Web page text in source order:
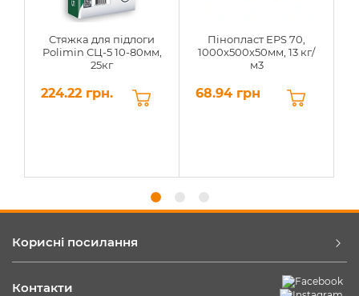
Стяжка для підлоги
Polimin СЦ-5 10-80мм,
25кг
224.22 грн.
Пінопласт EPS 70,
1000х500х50мм, 13 кг/
м3
68.94 грн
Корисні посилання
Контакти